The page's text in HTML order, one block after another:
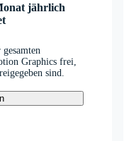
jährlich
Graphics frei,
sind.